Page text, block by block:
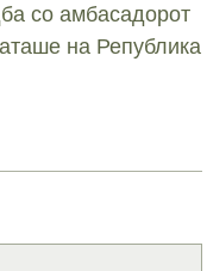
со амбасадорот
на Република